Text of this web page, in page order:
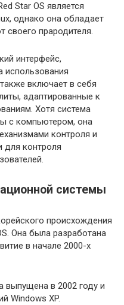
Star OS является
однако она обладает
своего прародителя.
интерфейс,
использования
включает в себя
адаптированные к
Хотя система
с компьютером, она
контроля и
для контроля
системы
происхождения
Она была разработана
в начале 2000-х
выпущена в 2002 году и
Windows XP.